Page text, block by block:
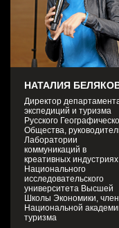
НАТАЛИЯ
Директор
экспедиций и туризма
Русского
Общества,
Лаборатории
коммуникаций в
креативных индустриях
Национального
исследовательского
университета Высшей
Школы Экономики, член
Национальной
туризма
E-mail
+7 495